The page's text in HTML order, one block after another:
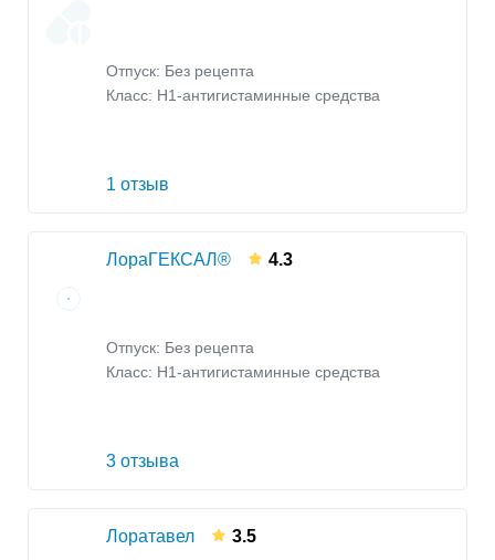
Отпуск: Без рецепта
Класс: H1-антигистаминные средства
1 отзыв
ЛораГЕКСАЛ® 4.3
Отпуск: Без рецепта
Класс: H1-антигистаминные средства
3 отзыва
Лоратавел 3.5